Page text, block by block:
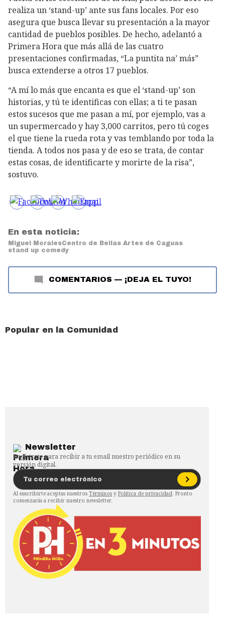
realiza un ‘stand-up’ ante sus fans locales. Por eso
asegura que busca llevar su presentación a la mayor
cantidad de pueblos posibles. De hecho, adelantó a
Primera Hora que más allá de las cuatro
presentaciones confirmadas, “La puntita na’ más”
busca extenderse a otros 17 pueblos.
“A mí lo más que encanta es que el ‘stand-up’ son
historias, y tú te identificas con ellas; a ti te pasan
estos sucesos que me pasan a mí, por ejemplo, vas a
un supermercado y hay 3,000 carritos, pero tú coges
el que tiene la rueda rota y vas temblando por toda la
tienda. A todos nos pasa y de eso se trata, de contar
estas cosas, de identificarte y morirte de la risa”,
sostuvo.
En esta noticia:
Miguel MoralesCentro de Bellas Artes de Caguas
stand up comedy
COMENTARIOS — ¡DEJA EL TUYO!
Popular en la Comunidad
Newsletter
Regístrate para recibir a tu email nuestro periódico en su
versión digital.
Al suscribirte aceptas nuestros Términos y Política de privacidad. Pronto
comenzarás a recibir nuestro newsletter.